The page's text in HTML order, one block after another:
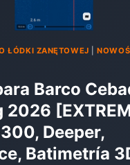
ŁÓDKI ZANĘTOWEJ |
Barco
2026
Deeper,
Batimetría